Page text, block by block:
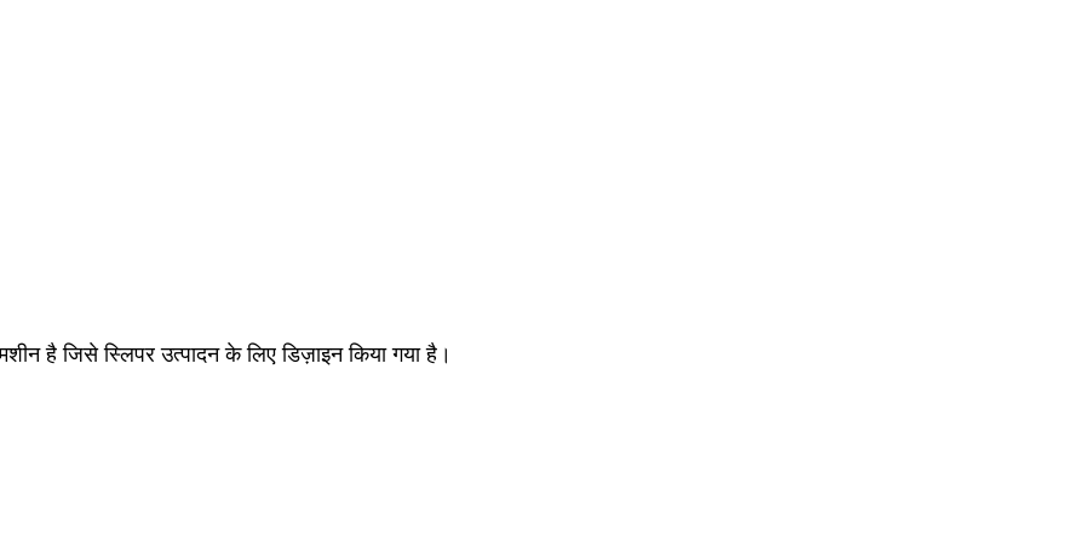
है जिसे स्लिपर उत्पादन के लिए डिज़ाइन किया गया है।